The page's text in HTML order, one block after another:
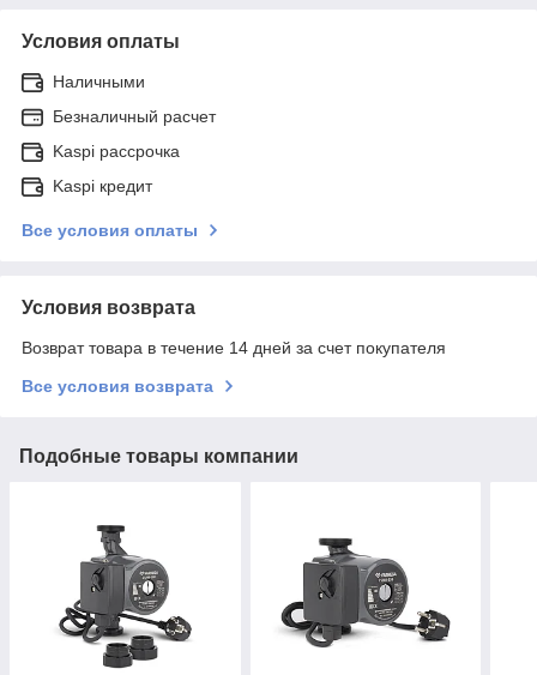
Условия оплаты
Наличными
Безналичный расчет
Kaspi рассрочка
Kaspi кредит
Все условия оплаты
Условия возврата
Возврат товара в течение 14 дней за счет покупателя
Все условия возврата
Подобные товары компании